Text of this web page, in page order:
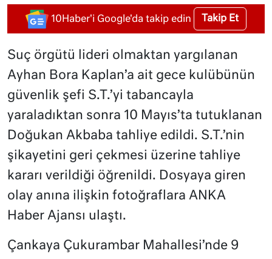
10Haber'i Google'da takip edin Takip Et
Suç örgütü lideri olmaktan yargılanan
Ayhan Bora Kaplan’a ait gece kulübünün
güvenlik şefi S.T.’yi tabancayla
yaraladıktan sonra 10 Mayıs’ta tutuklanan
Doğukan Akbaba tahliye edildi. S.T.’nin
şikayetini geri çekmesi üzerine tahliye
kararı verildiği öğrenildi. Dosyaya giren
olay anına ilişkin fotoğraflara ANKA
Haber Ajansı ulaştı.
Çankaya Çukurambar Mahallesi’nde 9